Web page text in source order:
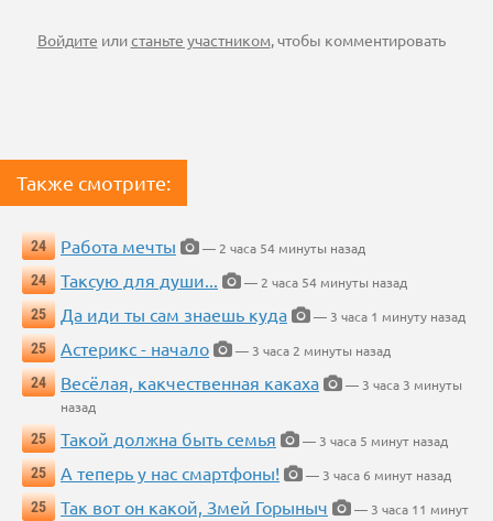
Войдите илистаньте участником, чтобы комментировать
Также смотрите:
24 Работа мечты
— 2 часа 54 минуты назад
24
Таксую для души...
— 2 часа 54 минуты назад
25
Да иди ты сам знаешь куда
— 3 часа 1 минуту назад
25
Астерикс - начало
— 3 часа 2 минуты назад
24
Весёлая, какчественная какаха
— 3 часа 3 минуты
назад
25
Такой должна быть семья
— 3 часа 5 минут назад
25
А теперь у нас смартфоны!
— 3 часа 6 минут назад
25
Так вот он какой, Змей Горыныч
— 3 часа 11 минут